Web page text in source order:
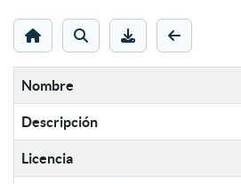
Nombre
Descripción
Licencia